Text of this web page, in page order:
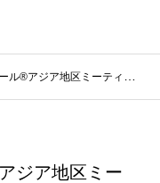
区ミーティングが開催されました。
アジア地区ミー